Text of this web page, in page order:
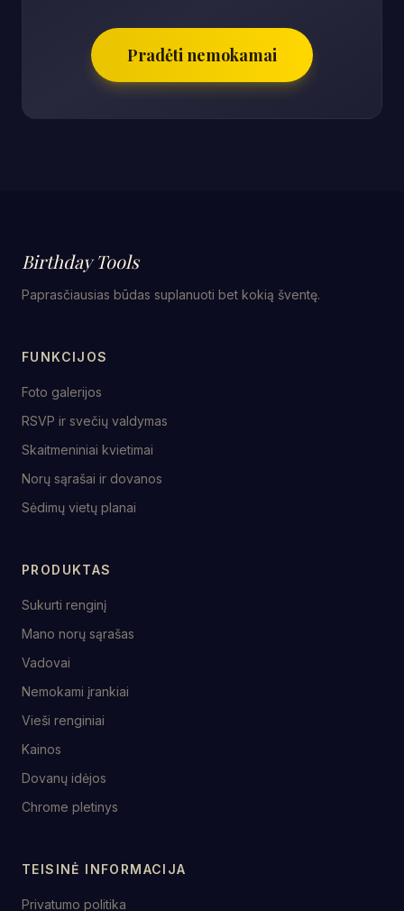
Pradėti nemokamai
Birthday Tools
Paprasčiausias būdas suplanuoti bet kokią šventę.
FUNKCIJOS
Foto galerijos
RSVP ir svečių valdymas
Skaitmeniniai kvietimai
Norų sąrašai ir dovanos
Sėdimų vietų planai
PRODUKTAS
Sukurti renginį
Mano norų sąrašas
Vadovai
Nemokami įrankiai
Vieši renginiai
Kainos
Dovanų idėjos
Chrome pletinys
TEISINĖ INFORMACIJA
Privatumo politika